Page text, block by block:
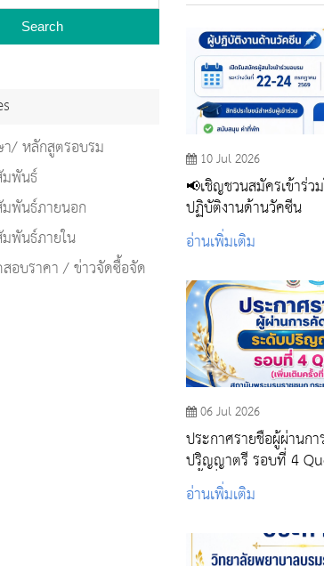
10 Jul 2026
📢เชิญชวนสมัครเข้าร่ว
ปฏิบัติงานด้านวัคซีน
อ่านเพิ่มเติม
06 Jul 2026
ประกาศรายชื่อผู้ผ่านก
ปริญญาตรี รอบที่ 4
ครั้งที่ 2)
อ่านเพิ่มเติม
Search
/ หลักสูตรอบรม
พันธ์
พันธ์ภายนอก
พันธ์ภายใน
อบราคา / ข่าวจัดซื้อจัด